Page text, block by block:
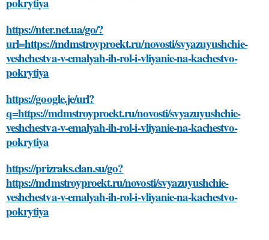
https://nter.net.ua/go/?
url=https://mdmstroyproekt.ru/novosti/svyazuyushchie-
veshchestva-v-emalyah-ih-rol-i-vliyanie-na-kachestvo-
pokrytiya
https://google.je/url?
q=https://mdmstroyproekt.ru/novosti/svyazuyushchie-
veshchestva-v-emalyah-ih-rol-i-vliyanie-na-kachestvo-
pokrytiya
https://prizraks.clan.su/go?
https://mdmstroyproekt.ru/novosti/svyazuyushchie-
veshchestva-v-emalyah-ih-rol-i-vliyanie-na-kachestvo-
pokrytiya